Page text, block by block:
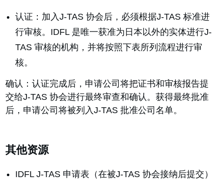
认证：加入J-TAS 协会后，必须根据J-TAS 标准进
行审核。IDFL 是唯一获准为日本以外的实体进行J-
TAS 审核的机构，并将按照下表所列流程进行审
核。
确认：认证完成后，申请公司将把证书和审核报告提
交给J-TAS 协会进行最终审查和确认。获得最终批准
后，申请公司将被列入J-TAS 批准公司名单。
其他资源
IDFL J-TAS 申请表（在被J-TAS 协会接纳后提交）